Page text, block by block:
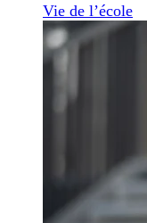
Vie de l’école